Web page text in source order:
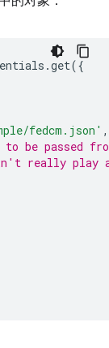
.get({
fedcm.json' ,
be passed
really play